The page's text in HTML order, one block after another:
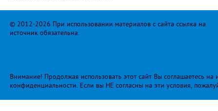
© 2012-2026 При использовании материалов с сайта ссылка на
источник обязательна.
Внимание! Продолжая использовать этот сайт Вы соглашаетесь
конфиденциальности. Если вы НЕ согласны на эти условия,